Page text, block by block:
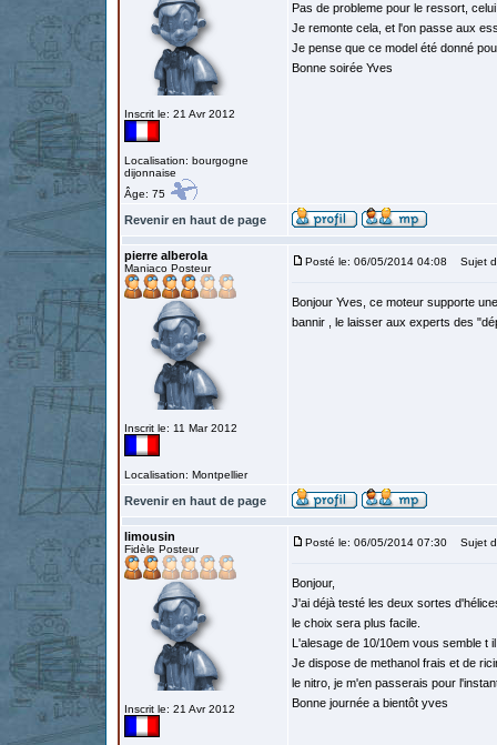
Inscrit le: 21 Avr 2012
Localisation: bourgogne
dijonnaise
Âge: 75
Pas de probleme pour le ressort,
Je remonte cela, et l'on passe aux
Je pense que ce model été donné
Bonne soirée Yves
Revenir en haut de page
pierre alberola
Maniaco Posteur
Inscrit le: 11 Mar 2012
Localisation: Montpellier
Posté le: 06/05/2014 04:08 Sujet
Bonjour Yves, ce moteur supporte
bannir , le laisser aux experts des
Revenir en haut de page
limousin
Fidèle Posteur
Inscrit le: 21 Avr 2012
Posté le: 06/05/2014 07:30 Sujet
Bonjour,
J'ai déjà testé les deux sortes
le choix sera plus facile.
L'alesage de 10/10em vous semble t
Je dispose de methanol frais et de
le nitro, je m'en passerais pour
Bonne journée a bientôt yves